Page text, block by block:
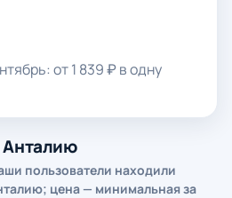
от 1 839 ₽ в одну
пользователи находили
цена — минимальная за